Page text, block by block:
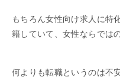
もちろん女性向け求人に特
籍していて、女性ならでは
何よりも転職というのは不